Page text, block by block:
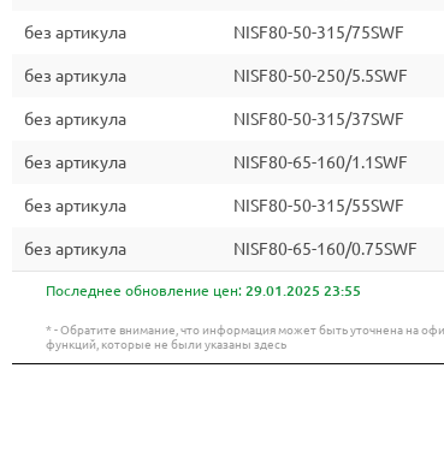
без артикула NISF80-50-315/75SWF
без артикула NISF80-50-250/5.5SWF
без артикула NISF80-50-315/37SWF
без артикула NISF80-65-160/1.1SWF
без артикула NISF80-50-315/55SWF
без артикула NISF80-65-160/0.75SWF
Последнее обновление цен: 29.01.2025 23:55
* - Обратите внимание, что информация может быть уточнена на
функций, которые не были указаны здесь